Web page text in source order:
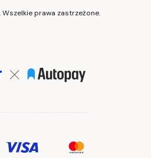
prawa zastrzeżone.